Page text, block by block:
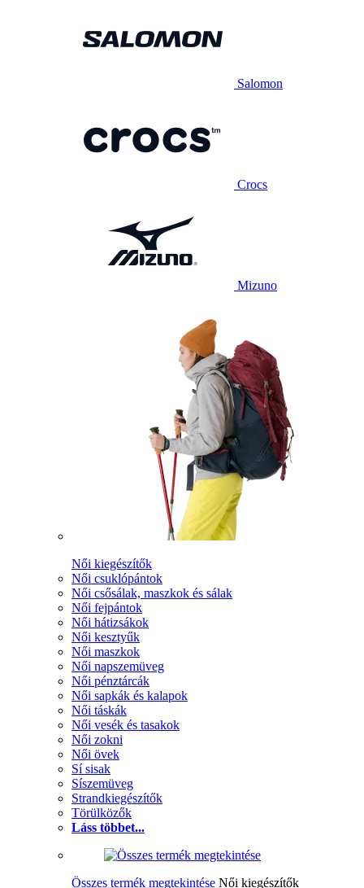
Salomon
Crocs
Mizuno
Női kiegészítők
Női csuklópántok
Női csősálak, maszkok és sálak
Női fejpántok
Női hátizsákok
Női kesztyűk
Női maszkok
Női napszemüveg
Női pénztárcák
Női sapkák és kalapok
Női táskák
Női vesék és tasakok
Női zokni
Női övek
Sí sisak
Síszemüveg
Strandkiegészítők
Törülközők
Láss többet...
Összes termék megtekintése Női kiegészítők